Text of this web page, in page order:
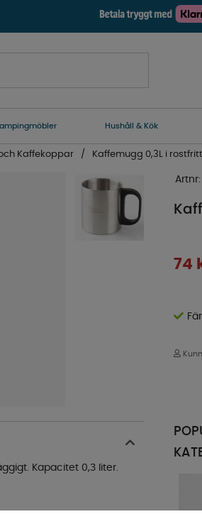
Hushåll & Kök
Kaffekoppar Kaffemugg 0,3L i rostfritt
Artnr:
74
Kapacitet 0,3 liter.